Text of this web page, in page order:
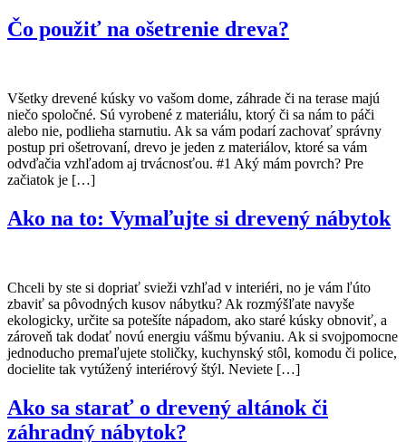
Čo použiť na ošetrenie dreva?
Všetky drevené kúsky vo vašom dome, záhrade či na terase majú
niečo spoločné. Sú vyrobené z materiálu, ktorý či sa nám to páči
alebo nie, podlieha starnutiu. Ak sa vám podarí zachovať správny
postup pri ošetrovaní, drevo je jeden z materiálov, ktoré sa vám
odvďačia vzhľadom aj trvácnosťou. #1 Aký mám povrch? Pre
začiatok je […]
Ako na to: Vymaľujte si drevený nábytok
Chceli by ste si dopriať svieži vzhľad v interiéri, no je vám ľúto
zbaviť sa pôvodných kusov nábytku? Ak rozmýšľate navyše
ekologicky, určite sa potešíte nápadom, ako staré kúsky obnoviť, a
zároveň tak dodať novú energiu vášmu bývaniu. Ak si svojpomocne
jednoducho premaľujete stoličky, kuchynský stôl, komodu či police,
docielite tak vytúžený interiérový štýl. Neviete […]
Ako sa starať o drevený altánok či
záhradný nábytok?